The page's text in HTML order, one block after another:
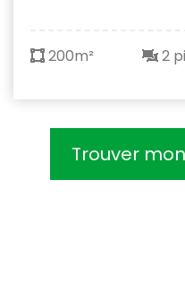
200m² 2
Trouver